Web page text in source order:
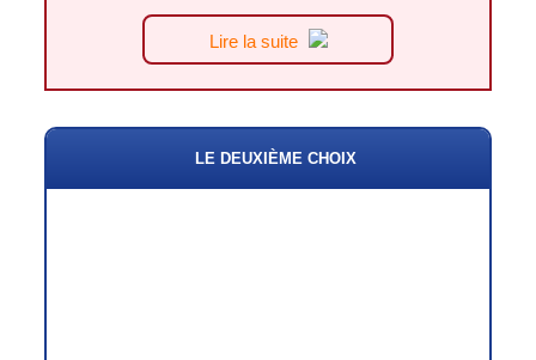
Lire la suite
LE DEUXIÈME CHOIX